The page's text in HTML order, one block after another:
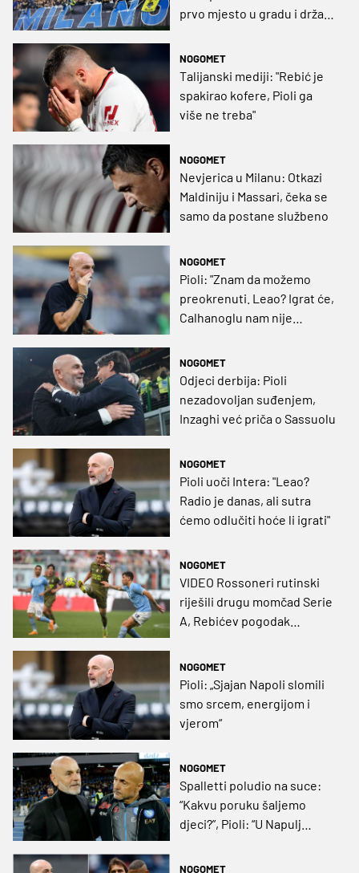
prvo mjesto u gradu i državi
NOGOMET
Talijanski mediji: "Rebić je
spakirao kofere, Pioli ga
više ne treba"
NOGOMET
Nevjerica u Milanu: Otkazi
Maldiniju i Massari, čeka se
samo da postane službeno
NOGOMET
Pioli: "Znam da možemo
preokrenuti. Leao? Igrat će,
Calhanoglu nam nije
NOGOMET
Odjeci derbija: Pioli
nezadovoljan suđenjem,
Inzaghi već priča o Sassuolu
NOGOMET
Pioli uoči Intera: "Leao?
Radio je danas, ali sutra
ćemo odlučiti hoće li igrati"
NOGOMET
VIDEO Rossoneri rutinski
riješili drugu momčad Serie
A, Rebićev pogodak
priliku
NOGOMET
Pioli: „Sjajan Napoli slomili
smo srcem, energijom i
vjerom“
NOGOMET
Spalletti poludio na suce:
“Kakvu poruku šaljemo
djeci?”, Pioli: “U Napulj
NOGOMET